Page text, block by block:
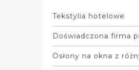
Tekstylia hotelowe
Doświadczona firma
Osłony na okna z